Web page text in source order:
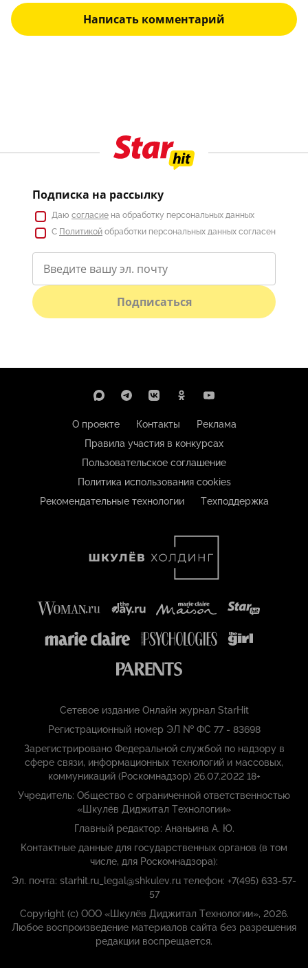
Написать комментарий
Подписка на рассылку
Даю согласие на обработку персональных данных
С Политикой обработки персональных данных согласен
Подписаться
О проекте Контакты
Реклама
Правила участия в конкурсах
Пользовательское соглашение
Политика использования cookies
Рекомендательные технологии
Техподдержка
Сетевое издание Онлайн журнал StarHit
Регистрационный номер ЭЛ № ФС 77 - 83698
Зарегистрировано Федеральной службой по надзору в
сфере связи, информационных технологий и массовых,
коммуникаций (Роскомнадзор) 26.07.2022 18+
Учредитель: Общество с ограниченной ответственностью
«Шкулёв Диджитал Технологии»
Главный редактор: Ананьина А. Ю.
Контактные данные для государственных органов (в том
числе, для Роскомнадзора):
Эл. почта: starhit.ru_legal@shkulev.ru телефон: +7(495) 633-57-
57
Copyright (с) ООО «Шкулёв Диджитал Технологии», 2026.
Любое воспроизведение материалов сайта без разрешения
редакции воспрещается.